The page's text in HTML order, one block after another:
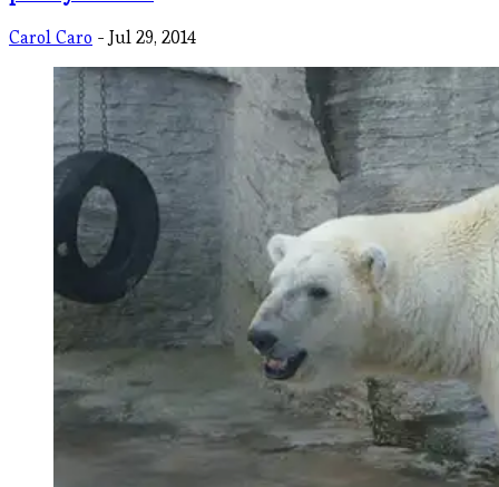
Carol Caro - Jul 29, 2014